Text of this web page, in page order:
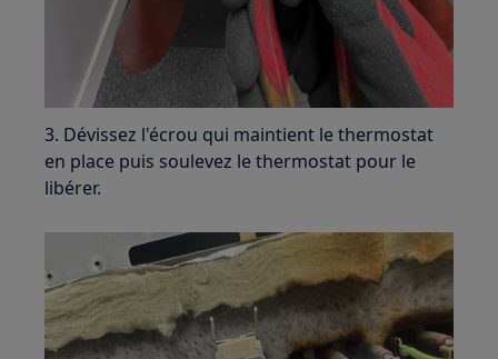
3. Dévissez l'écrou qui maintient le thermostat
en place puis soulevez le thermostat pour le
libérer.